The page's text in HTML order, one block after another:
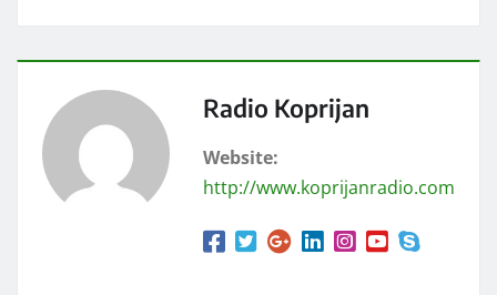
Radio Koprijan
Website:
http://www.koprijanradio.com